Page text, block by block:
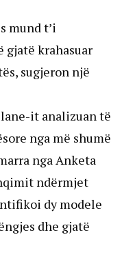
mund t’i
krahasuar
sugjeron një
it analizuan të
nga më shumë
nga Anketa
ndërmjet
dy modele
dhe gjatë